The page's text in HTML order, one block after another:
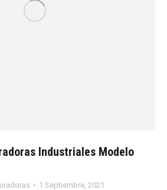
Industriales Modelo
1 Septiembre, 2021